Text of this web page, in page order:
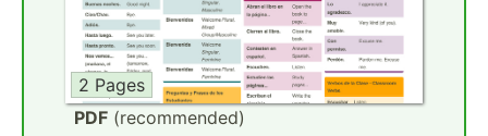
2 Pages
PDF (recommended)